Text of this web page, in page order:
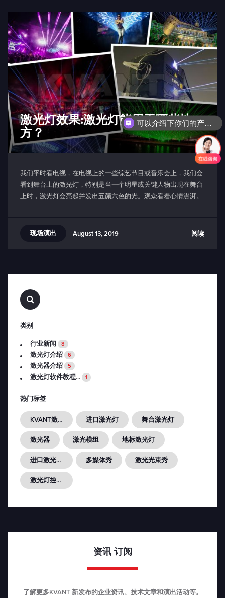
激光灯效果:激光灯能用于哪些地
方？
我们平时看电视，在电视上的一些综艺节目或音乐会上，我们会
看到舞台上的激光灯，特别是当一个明星或关键人物出现在舞台
上时，激光灯会亮起并发出五颜六色的光。观众看着心情澎湃。
现场演出 August 13, 2019 阅读
查
找…
类别
行业新闻 8
激光灯介绍 6
激光器介绍 5
激光灯软件教程... 1
热门标签
KVANT激光灯 进口激光灯 舞台激光灯
激光器 激光模组 地标激光灯
进口激光光源 多媒体秀 激光光束秀
激光灯控制器FB4...
资讯 订阅
了解更多KVANT 新发布的企业资讯、技术文章和演出活动等。
可以介绍下你们的产品么？